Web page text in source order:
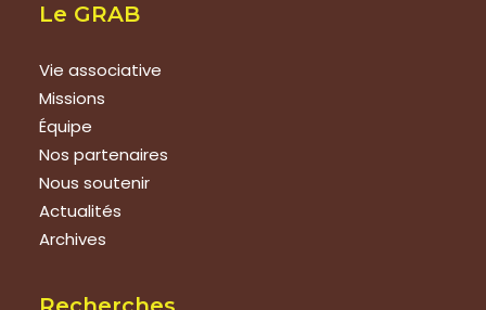
Le GRAB
Vie associative
Missions
Équipe
Nos partenaires
Nous soutenir
Actualités
Archives